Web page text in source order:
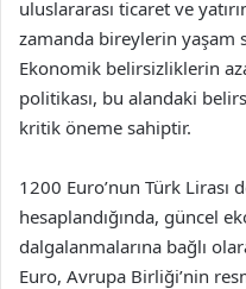
uluslararası ticaret ve
zamanda bireylerin yaşam
Ekonomik belirsizliklerin
politikası, bu alandaki
kritik öneme sahiptir.
1200 Euro’nun Türk Lirası
hesaplandığında, güncel
dalgalanmalarına bağlı
Euro, Avrupa Birliği’nin